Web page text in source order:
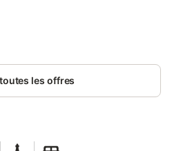
les offres